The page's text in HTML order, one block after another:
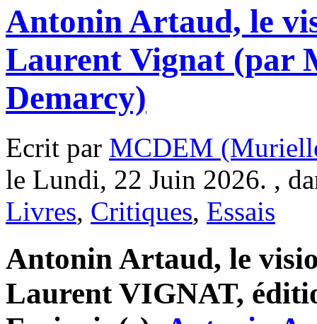
Antonin Artaud, le
Laurent Vignat (par
Demarcy)
Ecrit par MCDEM
le Lundi, 22 Juin 2026. ,
Livres, Critiques, Essais
Antonin Artaud, le
Laurent VIGNAT,